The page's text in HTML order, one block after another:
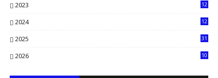
2023
12
2024
12
2025
31
2026
10